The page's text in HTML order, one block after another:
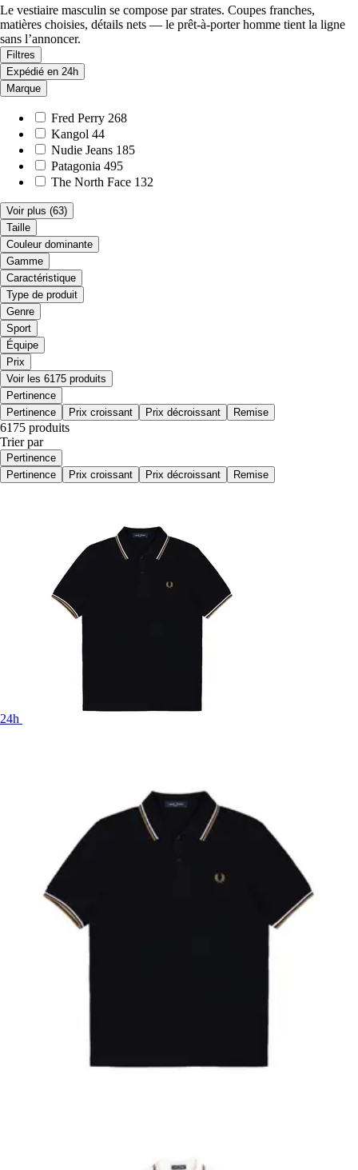
Le vestiaire masculin se compose par strates. Coupes franches,
matières choisies, détails nets — le prêt-à-porter homme tient la ligne
sans l’annoncer.
Filtres
Expédié en 24h
Marque
Fred Perry 268
Kangol 44
Nudie Jeans 185
Patagonia 495
The North Face 132
Voir plus (63)
Taille
Couleur dominante
Gamme
Caractéristique
Type de produit
Genre
Sport
Équipe
Prix
Voir les 6175 produits
Pertinence
Pertinence
Prix croissant Prix décroissant Remise
6175 produits
Trier par
Pertinence
Pertinence
Prix croissant Prix décroissant Remise
24h